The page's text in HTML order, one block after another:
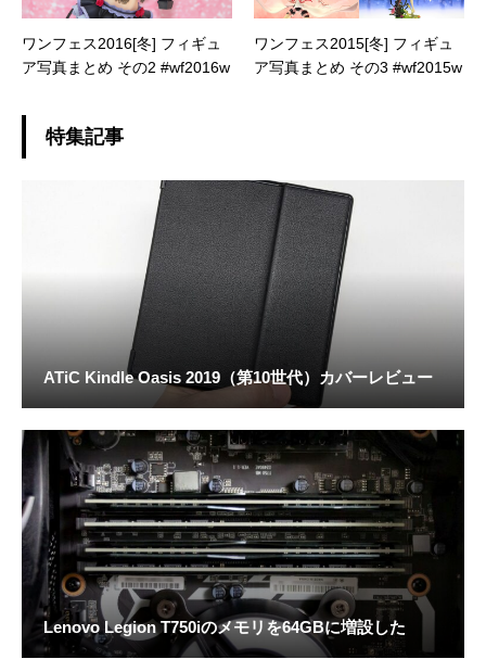
ワンフェス2016[冬] フィギュ
ア写真まとめ その2 #wf2016w
ワンフェス2015[冬] フィギュ
ア写真まとめ その3 #wf2015w
特集記事
ATiC Kindle Oasis 2019（第10世代）カバーレビュー
Lenovo Legion T750iのメモリを64GBに増設した